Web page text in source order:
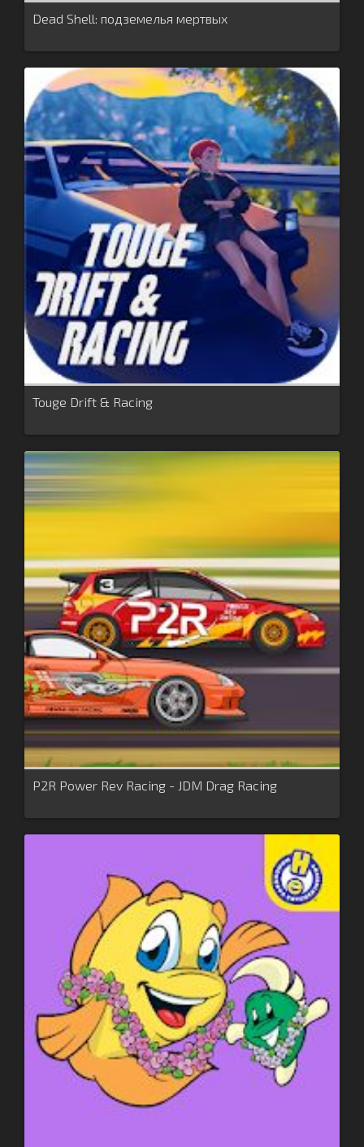
Dead Shell: подземелья мертвых
Touge Drift & Racing
P2R Power Rev Racing - JDM Drag Racing